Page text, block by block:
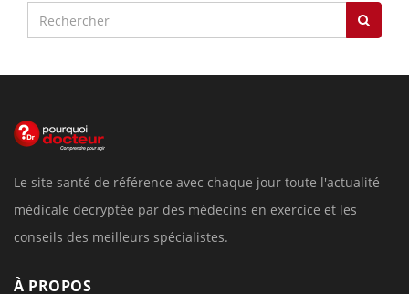
Le site santé de référence avec chaque jour toute l'actualité
médicale decryptée par des médecins en exercice et les
conseils des meilleurs spécialistes.
À PROPOS